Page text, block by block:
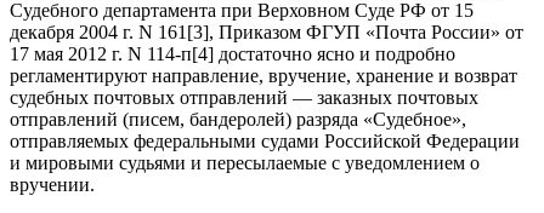
Судебного департамента при Верховном Суде РФ от 15
декабря 2004 г. N 161[3], Приказом ФГУП «Почта России» от
17 мая 2012 г. N 114-п[4] достаточно ясно и подробно
регламентируют направление, вручение, хранение и возврат
судебных почтовых отправлений — заказных почтовых
отправлений (писем, бандеролей) разряда «Судебное»,
отправляемых федеральными судами Российской Федерации
и мировыми судьями и пересылаемые с уведомлением о
вручении.